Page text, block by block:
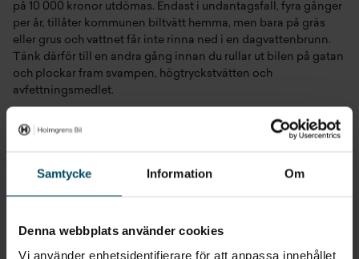
Samtycke Information Om
Denna webbplats använder cookies
Vi använder enhetsidentifierare för att anpassa innehållet
på 10 000 kronor utdömas. Endast i undantagsfall, fyra gånger
per år, tillåter kommunen biltvätt hemma, men bara på gräs
eller grus och vattnet får inte rinna ned i en dagvattenbrunn.
Tänk därför till en andra gång innan du rullar ut bilen på gatan
och plockar fram svampen, högtryckstvätten och
avfettningsmedlet.
bestämmelserna och råden för att tvätta din bil